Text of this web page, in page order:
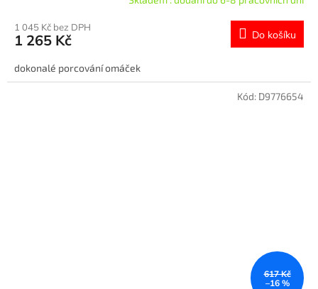
1 045 Kč bez DPH
1 265 Kč Do košíku
dokonalé porcování omáček
617 Kč
–16 %
Kód: D9776654